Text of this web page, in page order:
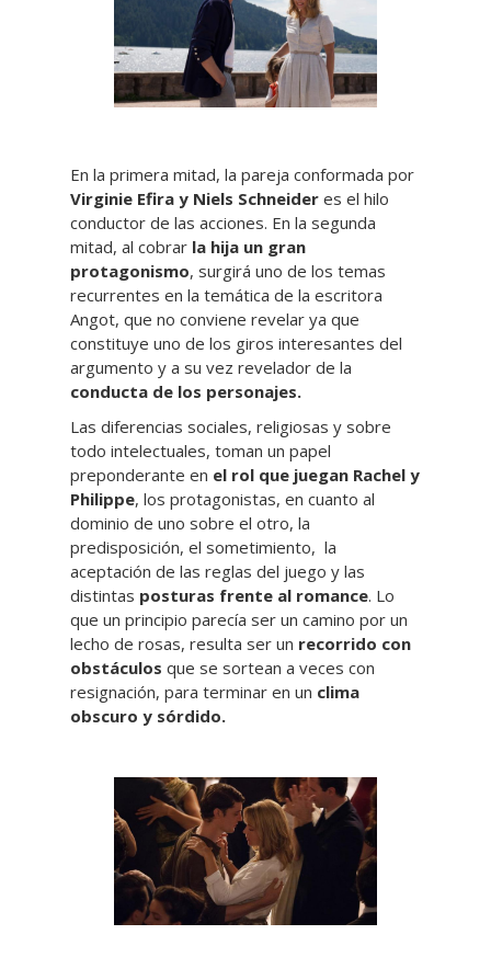
En la primera mitad, la pareja conformada por
Virginie Efira y Niels Schneider es el hilo
conductor de las acciones. En la segunda
mitad, al cobrar la hija un gran
protagonismo, surgirá uno de los temas
recurrentes en la temática de la escritora
Angot, que no conviene revelar ya que
constituye uno de los giros interesantes del
argumento y a su vez revelador de la
conducta de los personajes.
Las diferencias sociales, religiosas y sobre
todo intelectuales, toman un papel
preponderante en el rol que juegan Rachel y
Philippe, los protagonistas, en cuanto al
dominio de uno sobre el otro, la
predisposición, el sometimiento, la
aceptación de las reglas del juego y las
distintas posturas frente al romance. Lo
que un principio parecía ser un camino por un
lecho de rosas, resulta ser un recorrido con
obstáculos que se sortean a veces con
resignación, para terminar en un clima
obscuro y sórdido.